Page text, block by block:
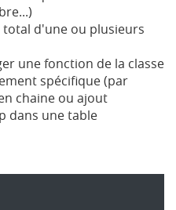
d'une ou plusieurs
une fonction de la classe
spécifique (par
chaine ou ajout
dans une table